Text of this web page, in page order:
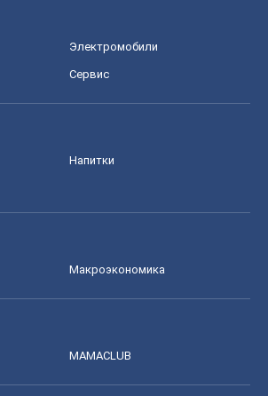
Электромобили
Сервис
Напитки
Mакроэкономика
MAMACLUB